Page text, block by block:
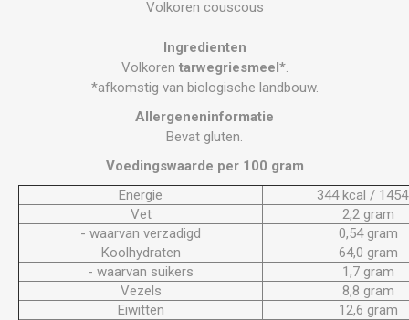
Volkoren couscous
Ingredienten
Volkoren tarwegriesmeel*.
*afkomstig van biologische landbouw.
Allergeneninformatie
Bevat gluten.
Voedingswaarde per 100 gram
Energie
344 kcal /
Vet
2,2 gram
- waarvan verzadigd
0,54 gram
Koolhydraten
64,0 gram
- waarvan suikers
1,7 gram
Vezels
8,8 gram
Eiwitten
12,6 gram